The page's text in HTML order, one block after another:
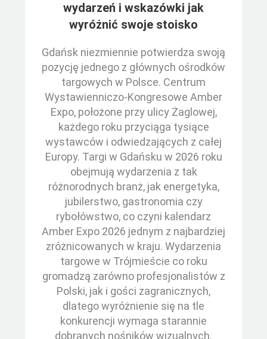
wydarzeń i wskazówki jak
wyróżnić swoje stoisko
Gdańsk niezmiennie potwierdza swoją
pozycję jednego z głównych ośrodków
targowych w Polsce. Centrum
Wystawienniczo-Kongresowe Amber
Expo, położone przy ulicy Żaglowej,
każdego roku przyciąga tysiące
wystawców i odwiedzających z całej
Europy. Targi w Gdańsku w 2026 roku
obejmują wydarzenia z tak
różnorodnych branż, jak energetyka,
jubilerstwo, gastronomia czy
rybołówstwo, co czyni kalendarz
Amber Expo 2026 jednym z najbardziej
zróżnicowanych w kraju. Wydarzenia
targowe w Trójmieście co roku
gromadzą zarówno profesjonalistów z
Polski, jak i gości zagranicznych,
dlatego wyróżnienie się na tle
konkurencji wymaga starannie
dobranych nośników wizualnych.